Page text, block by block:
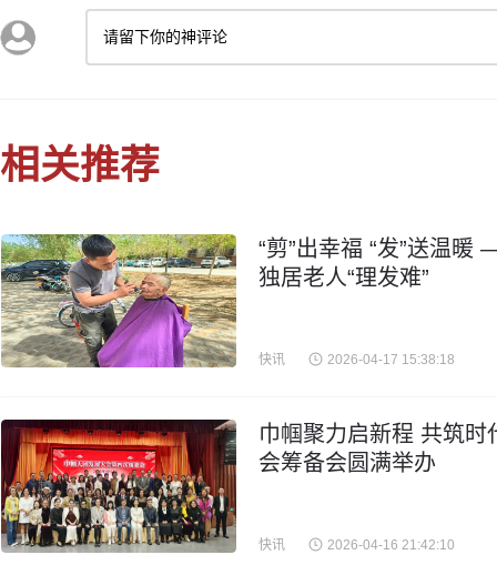
请留下你的神评论
相关推荐
“剪”出幸福 “发”送温
独居老人“理发难”
快讯 2026-04-17 15:38:18
巾帼聚力启新程 共筑
会筹备会圆满举办
快讯 2026-04-16 21:42:10